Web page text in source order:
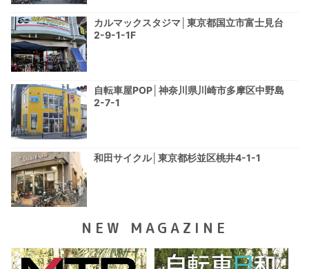
カルマックスタジマ│東京都国立市富士見台
2-9-1-1F
自転車屋POP│神奈川県川崎市多摩区中野島
2-7-1
和田サイクル│東京都杉並区桃井4-1-1
NEW MAGAZINE